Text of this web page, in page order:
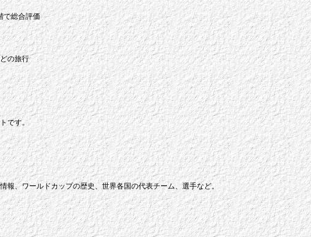
で総合評価
の旅行
です。
報、ワールドカップの歴史、世界各国の代表チーム、選手など。